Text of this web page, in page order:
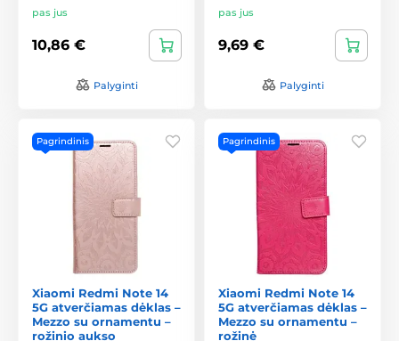
pas jus
10,86 €
Palyginti
pas jus
9,69 €
Palyginti
Pagrindinis
Xiaomi Redmi Note 14
5G atverčiamas dėklas –
Mezzo su ornamentu –
rožinio aukso
Pagrindinis
Xiaomi Redmi Note 14
5G atverčiamas dėklas –
Mezzo su ornamentu –
rožinė